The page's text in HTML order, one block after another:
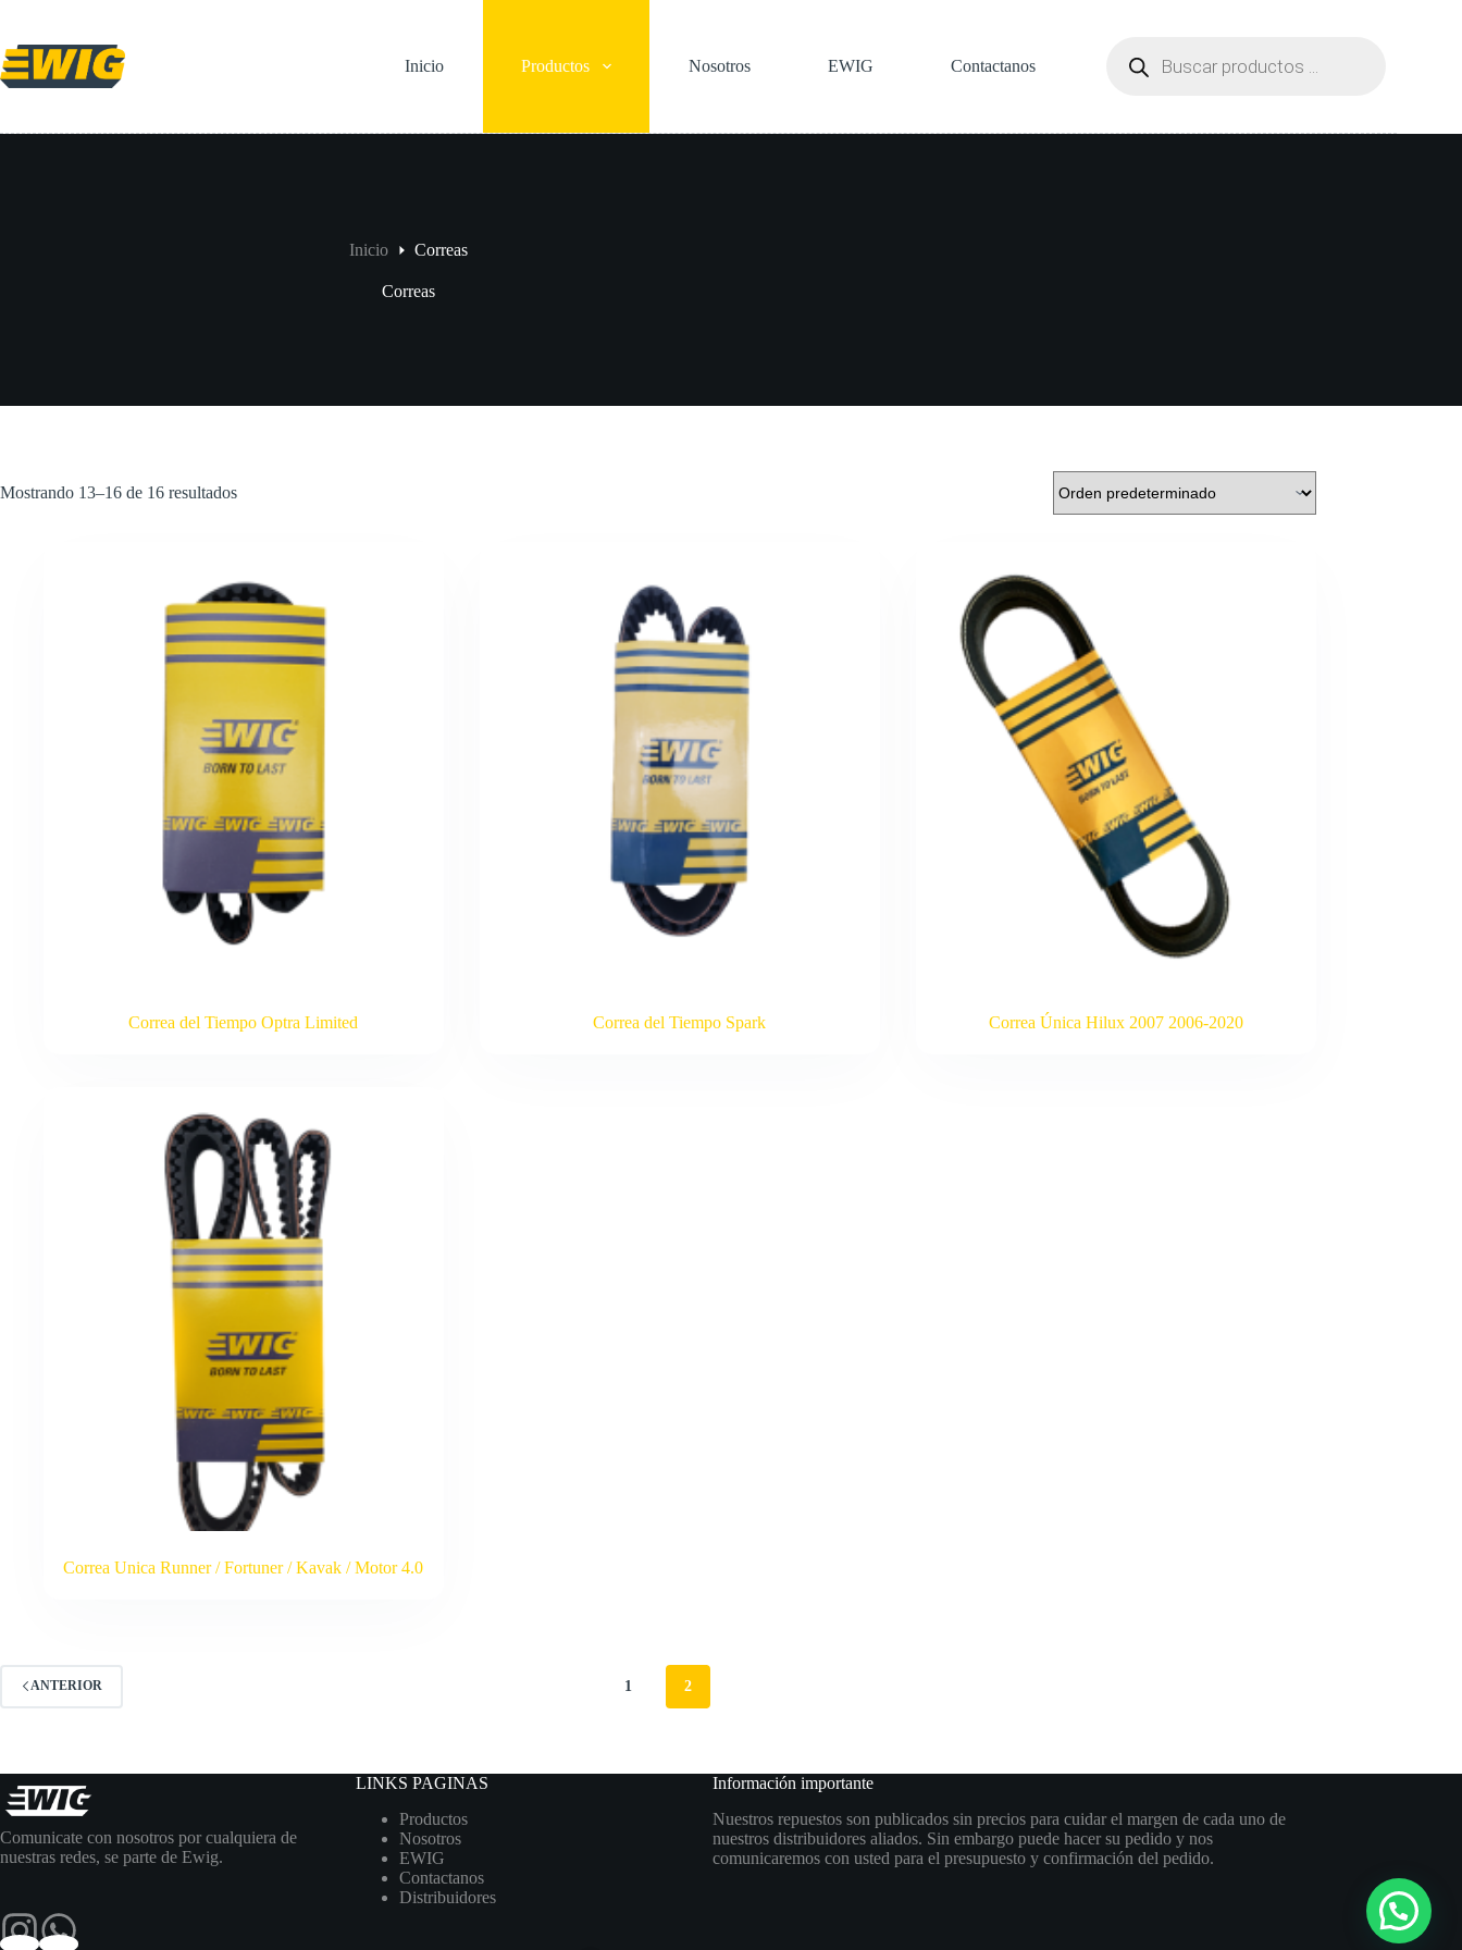
contenido
Inicio
Productos Nosotros EWIG Contactanos
productos
Inicio Correas
Correas
Mostrando 13–16 de 16 resultados
Correa del Tiempo Optra Limited Correa del Tiempo Spark Correa Única Hilux 2007 2006-2020
Correa Unica Runner / Fortuner / Kavak / Motor 4.0
ANTERIOR 1 2
Comunicate con nosotros por cualquiera de
nuestras redes, se parte de Ewig.
LINKS PAGINAS
Productos
Nosotros
EWIG
Contactanos
Distribuidores
Información importante
Nuestros repuestos son publicados sin precios para cuidar el margen de cada uno de
nuestros distribuidores aliados. Sin embargo puede hacer su pedido y nos
comunicaremos con usted para el presupuesto y confirmación del pedido.